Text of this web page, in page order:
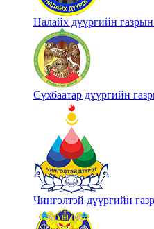
Налайх дүүргийн газрын
Сүхбаатар дүүргийн
Чингэлтэй дүүргийн